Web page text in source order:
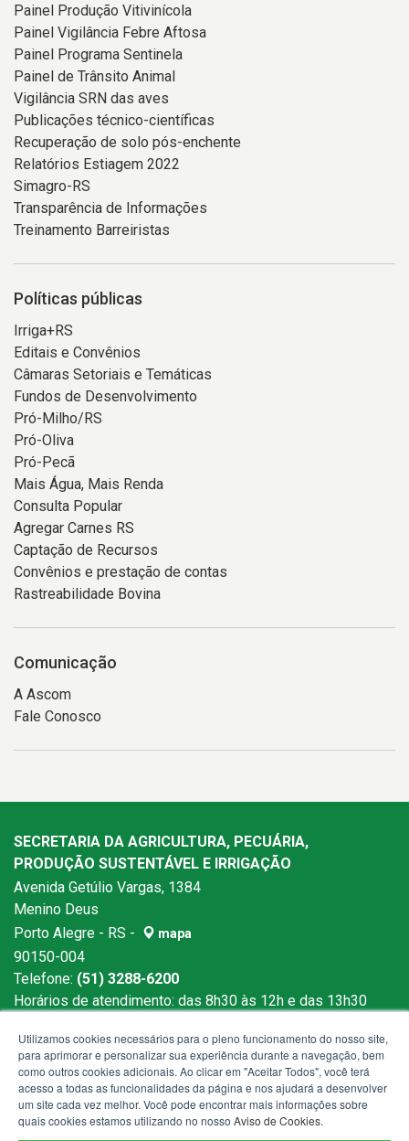
Painel Produção Vitivinícola
Painel Vigilância Febre Aftosa
Painel Programa Sentinela
Painel de Trânsito Animal
Vigilância SRN das aves
Publicações técnico-científicas
Recuperação de solo pós-enchente
Relatórios Estiagem 2022
Simagro-RS
Transparência de Informações
Treinamento Barreiristas
Políticas públicas
Irriga+RS
Editais e Convênios
Câmaras Setoriais e Temáticas
Fundos de Desenvolvimento
Pró-Milho/RS
Pró-Oliva
Pró-Pecã
Mais Água, Mais Renda
Consulta Popular
Agregar Carnes RS
Captação de Recursos
Convênios e prestação de contas
Rastreabilidade Bovina
Comunicação
A Ascom
Fale Conosco
SECRETARIA DA AGRICULTURA, PECUÁRIA,
PRODUÇÃO SUSTENTÁVEL E IRRIGAÇÃO
Avenida Getúlio Vargas, 1384
Menino Deus
Porto Alegre - RS -
mapa
90150-004
Telefone: (51) 3288-6200
Horários de atendimento: das 8h30 às 12h e das 13h30
Utilizamos cookies necessários para o pleno funcionamento do nosso site,
para aprimorar e personalizar sua experiência durante a navegação, bem
como outros cookies adicionais. Ao clicar em "Aceitar Todos", você terá
acesso a todas as funcionalidades da página e nos ajudará a desenvolver
um site cada vez melhor. Você pode encontrar mais informações sobre
quais cookies estamos utilizando no nosso Aviso de Cookies.